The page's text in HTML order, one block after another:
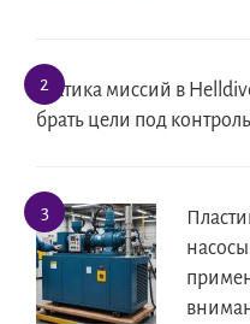
Тактика миссий в
брать цели под контроль